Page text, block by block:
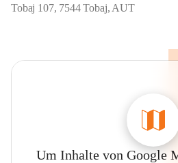
Tobaj 107, 7544 Tobaj, AUT
Um Inhalte von Google